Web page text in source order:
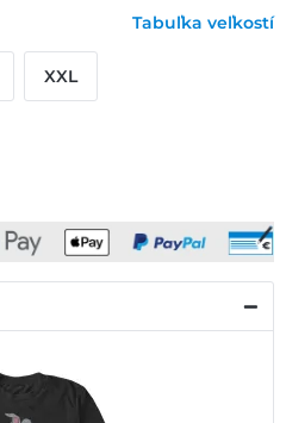
Tabuľka veľkostí
XXL